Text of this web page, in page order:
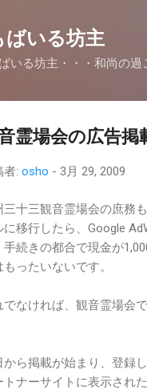
ばいる坊主
いる坊主・・・和尚の
霊場会の広告掲
者: osho - 3月 29, 2009
三十三観音霊場会の庶務
に移行したら、Google
手続きの都合で現金が
もったいないです。
でなければ、観音霊場会
から掲載が始まり、登録
トナーサイトに表示され